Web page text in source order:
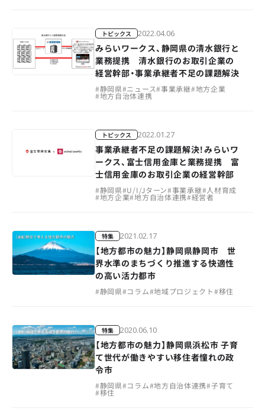
トピックス 2022.04.06
みらいワークス、静岡県の清水銀行と
業務提携 清水銀行のお取引企業の
経営幹部・事業承継者不足の課題解決
#静岡県#ニュース#事業承継#地方企業
#地方自治体連携
トピックス 2022.01.27
事業承継者不足の課題解決！みらいワ
ークス、富士信用金庫と業務提携 富
士信用金庫のお取引企業の経営幹部
#静岡県#U/I/Jターン#事業承継#人材育成
#地方企業#地方自治体連携#経営者
特集 2021.02.17
【地方都市の魅力】静岡県静岡市 世
界水準のまちづくり推進する快適性
の高い活力都市
#静岡県#コラム#地域プロジェクト#移住
特集 2020.06.10
【地方都市の魅力】静岡県浜松市 子育
て世代が働きやすい移住者憧れの政
令市
#静岡県#コラム#地方自治体連携#子育て
#移住